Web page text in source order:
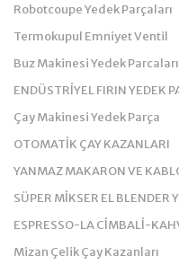
Robotcoupe Yedek Parçaları
Termokupul Emniyet Ventil
Buz Makinesi Yedek Parcaları
ENDÜSTRİYEL FIRIN YEDEK
Çay Makinesi Yedek Parça
OTOMATİK ÇAY KAZANLARI
YANMAZ MAKARON VE
SÜPER MİKSER EL BLENDER
ESPRESSO-LA CİMBALİ-
Mizan Çelik Çay Kazanları